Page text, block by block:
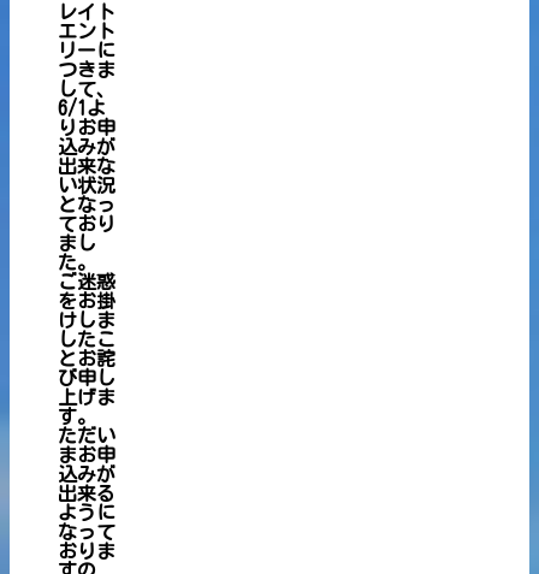
レイト
エント
リーに
つきま
して、
6/1よ
りお申
込みが
出来な
い状況
となっ
ており
まし
た。
ご迷惑
をお掛
けしま
したこ
とお詫
び申し
上げま
す。
ただい
まお申
込みが
出来る
ように
なって
おりま